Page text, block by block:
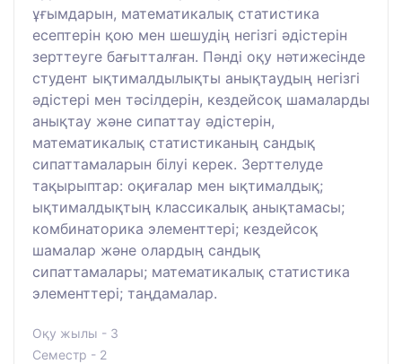
ұғымдарын, математикалық статистика
есептерін қою мен шешудің негізгі әдістерін
зерттеуге бағытталған. Пәнді оқу нәтижесінде
студент ықтималдылықты анықтаудың негізгі
әдістері мен тәсілдерін, кездейсоқ шамаларды
анықтау және сипаттау әдістерін,
математикалық статистиканың сандық
сипаттамаларын білуі керек. Зерттелуде
тақырыптар: оқиғалар мен ықтималдық;
ықтималдықтың классикалық анықтамасы;
комбинаторика элементтері; кездейсоқ
шамалар және олардың сандық
сипаттамалары; математикалық статистика
элементтері; таңдамалар.
Оқу жылы - 3
Семестр - 2